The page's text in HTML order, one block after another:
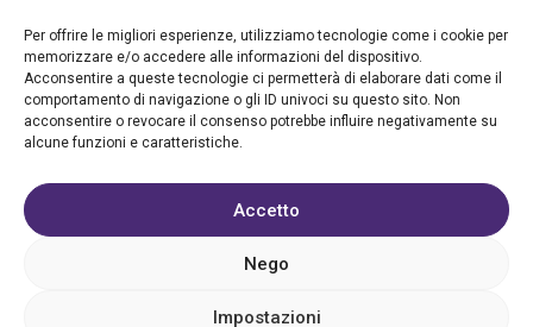
Per offrire le migliori esperienze, utilizziamo tecnologie come i cookie per
memorizzare e/o accedere alle informazioni del dispositivo.
Acconsentire a queste tecnologie ci permetterà di elaborare dati come il
comportamento di navigazione o gli ID univoci su questo sito. Non
acconsentire o revocare il consenso potrebbe influire negativamente su
alcune funzioni e caratteristiche.
Accetto
Nego
Impostazioni
Privacy policy
Registrazione struttura